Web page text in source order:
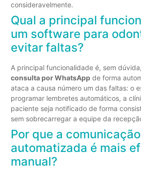
consideravelmente.
Qual a principal
um software para
evitar faltas?
A principal funcionalidade é, sem
consulta por WhatsApp de forma
ataca a causa número um das faltas: o
programar lembretes automáticos, a
paciente seja notificado de forma
sem sobrecarregar a equipe da
Por que a comunicação
automatizada é mais
manual?